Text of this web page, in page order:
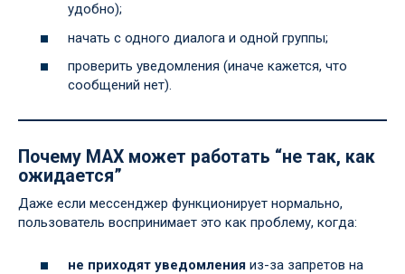
удобно);
начать с одного диалога и одной группы;
проверить уведомления (иначе кажется, что
сообщений нет).
Почему MAX может работать “не так, как
ожидается”
Даже если мессенджер функционирует нормально,
пользователь воспринимает это как проблему, когда:
не приходят уведомления из-за запретов на